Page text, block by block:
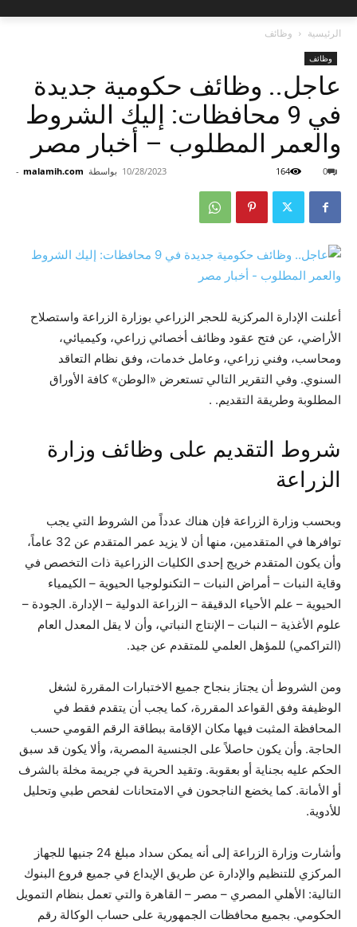
الرئيسية وظائف
وظائف
عاجل.. وظائف حكومية جديدة
في 9 محافظات: إليك الشروط
والعمر المطلوب – أخبار مصر
بواسطة malamih.com
- 10/28/2023 0
164
أعلنت الإدارة المركزية للحجر الزراعي بوزارة الزراعة واستصلاح
الأراضي، عن فتح عقود وظائف أخصائي زراعي، وكيميائي،
ومحاسب، وفني زراعي، وعامل خدمات، وفق نظام التعاقد
السنوي. وفي التقرير التالي تستعرض «الوطن» كافة الأوراق
المطلوبة وطريقة التقديم. .
شروط التقديم على وظائف وزارة
الزراعة
وبحسب وزارة الزراعة فإن هناك عدداً من الشروط التي يجب
توافرها في المتقدمين، منها أن لا يزيد عمر المتقدم عن 32 عاماً،
وأن يكون المتقدم خريج إحدى الكليات الزراعية ذات التخصص في
وقاية النبات – أمراض النبات – التكنولوجيا الحيوية – الكيمياء
الحيوية – علم الأحياء الدقيقة – الزراعة الدولية – الإدارة. الجودة –
علوم الأغذية – النبات – الإنتاج النباتي، وأن لا يقل المعدل العام
(التراكمي) للمؤهل العلمي للمتقدم عن جيد.
ومن الشروط أن يجتاز بنجاح جميع الاختبارات المقررة لشغل
الوظيفة وفق القواعد المقررة، كما يجب أن يتقدم فقط في
المحافظة المثبت فيها مكان الإقامة ببطاقة الرقم القومي حسب
الحاجة. وأن يكون حاصلاً على الجنسية المصرية، وألا يكون قد سبق
الحكم عليه بجناية أو بعقوبة. وتقيد الحرية في جريمة مخلة بالشرف
أو الأمانة. كما يخضع الناجحون في الامتحانات لفحص طبي وتحليل
للأدوية.
وأشارت وزارة الزراعة إلى أنه يمكن سداد مبلغ 24 جنيها للجهاز
المركزي للتنظيم والإدارة عن طريق الإيداع في جميع فروع البنوك
التالية: الأهلي المصري – مصر – القاهرة والتي تعمل بنظام التمويل
الحكومي. بجميع محافظات الجمهورية على حساب الوكالة رقم